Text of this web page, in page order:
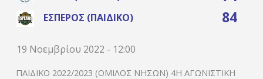
ΈΣΠΕΡΟΣ (ΠΑΙΔΙΚΌ) 84
19 Νοεμβρίου 2022 - 12:00
ΠΑΙΔΙΚΌ 2022/2023 (ΌΜΙΛΟΣ ΝΉΣΩΝ) 4Η ΑΓΩΝΙΣΤΙΚΉ